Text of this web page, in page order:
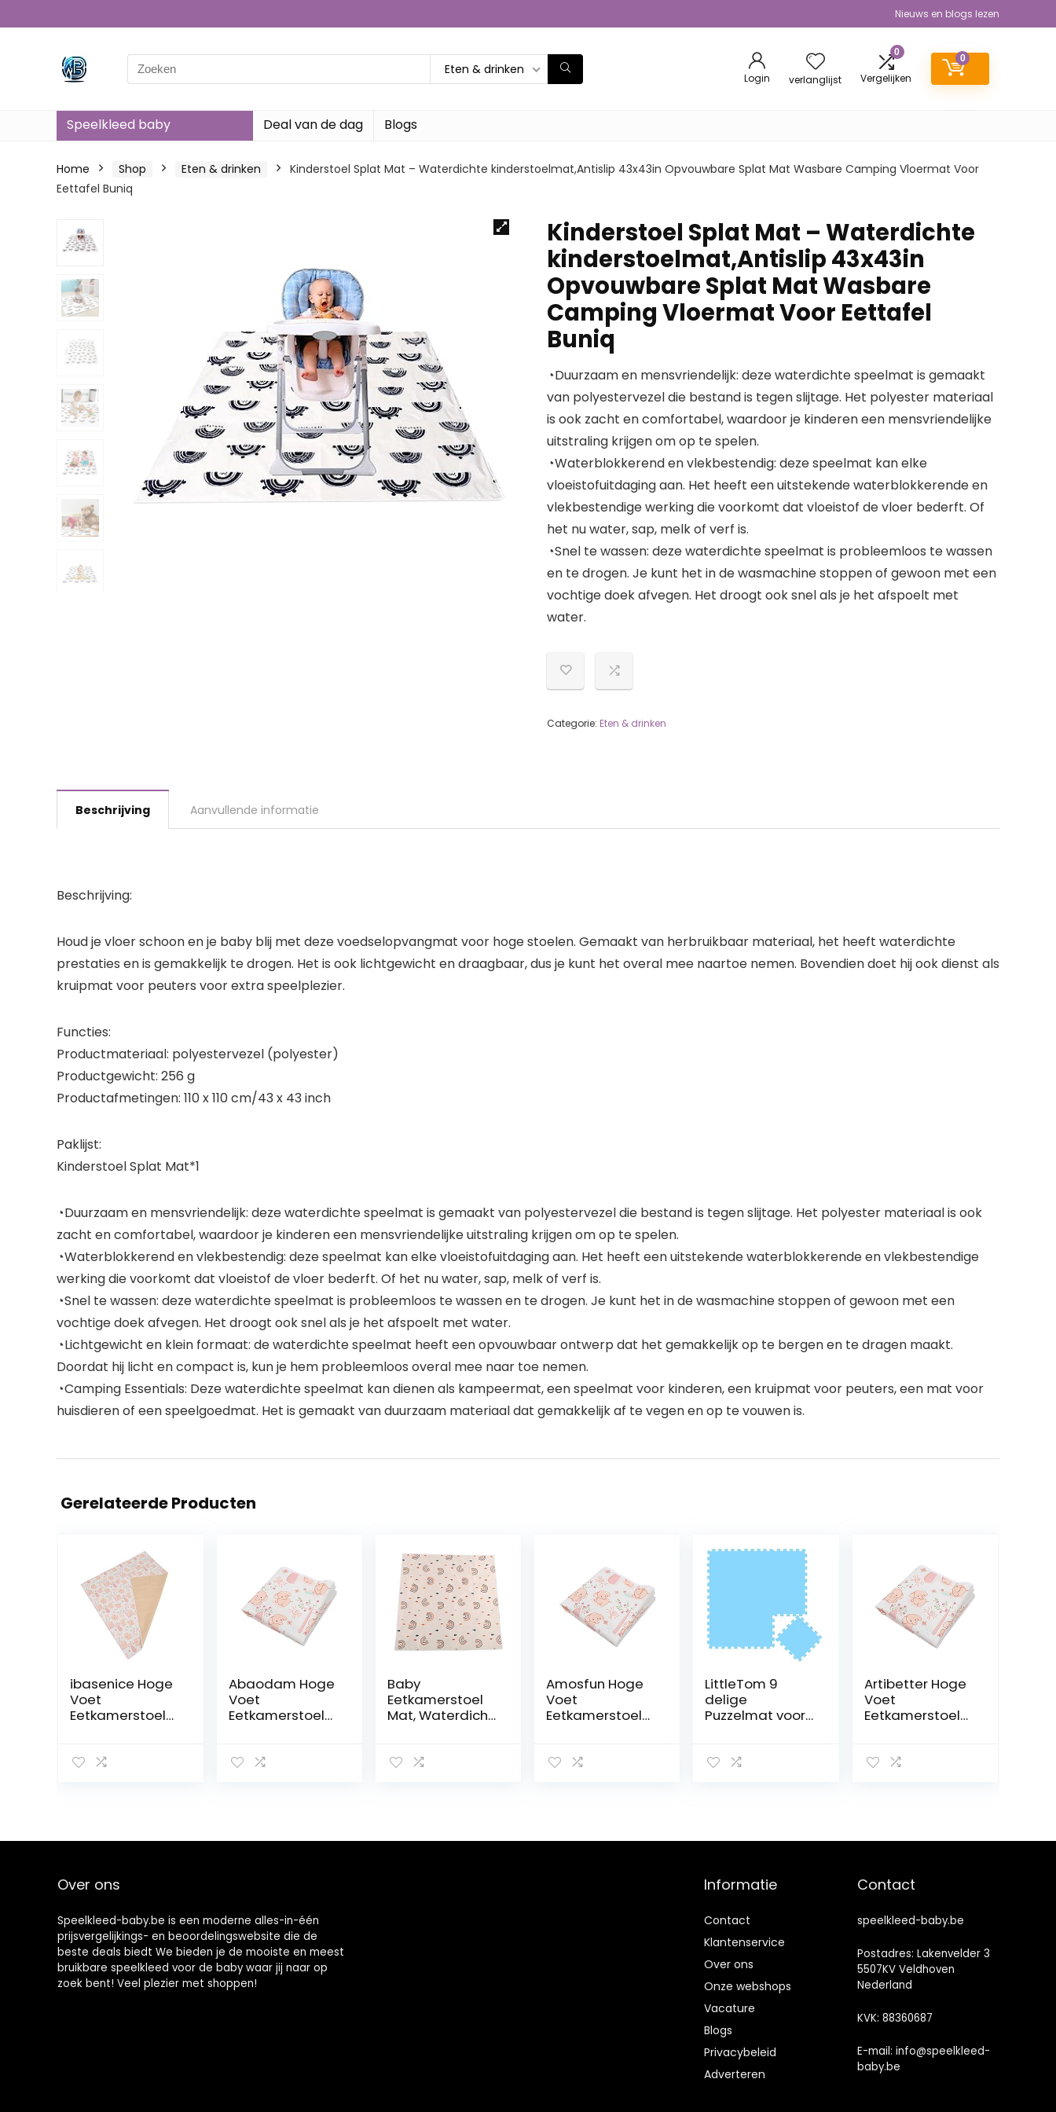
Nieuws en blogs lezen
Search
for:
Eten & drinken
Login verlanglijst
0
Vergelijken
0
Speelkleed baby Deal van de dag Blogs
Home Shop Eten & drinken
Kinderstoel Splat Mat – Waterdichte kinderstoelmat,Antislip 43x43in Opvouwbare Splat Mat Wasbare Camping Vloermat Voor
Eettafel Buniq
Kinderstoel Splat Mat – Waterdichte
kinderstoelmat,Antislip 43x43in
Opvouwbare Splat Mat Wasbare
Camping Vloermat Voor Eettafel
Buniq
◔Duurzaam en mensvriendelijk: deze waterdichte speelmat is gemaakt
van polyestervezel die bestand is tegen slijtage. Het polyester materiaal
is ook zacht en comfortabel, waardoor je kinderen een mensvriendelijke
uitstraling krijgen om op te spelen.
◔Waterblokkerend en vlekbestendig: deze speelmat kan elke
vloeistofuitdaging aan. Het heeft een uitstekende waterblokkerende en
vlekbestendige werking die voorkomt dat vloeistof de vloer bederft. Of
het nu water, sap, melk of verf is.
◔Snel te wassen: deze waterdichte speelmat is probleemloos te wassen
en te drogen. Je kunt het in de wasmachine stoppen of gewoon met een
vochtige doek afvegen. Het droogt ook snel als je het afspoelt met
water.
Categorie: Eten & drinken
Beschrijving Aanvullende informatie
Beschrijving:
Houd je vloer schoon en je baby blij met deze voedselopvangmat voor hoge stoelen. Gemaakt van herbruikbaar materiaal, het heeft waterdichte
prestaties en is gemakkelijk te drogen. Het is ook lichtgewicht en draagbaar, dus je kunt het overal mee naartoe nemen. Bovendien doet hij ook dienst als
kruipmat voor peuters voor extra speelplezier.
Functies:
Productmateriaal: polyestervezel (polyester)
Productgewicht: 256 g
Productafmetingen: 110 x 110 cm/43 x 43 inch
Paklijst:
Kinderstoel Splat Mat*1
◔Duurzaam en mensvriendelijk: deze waterdichte speelmat is gemaakt van polyestervezel die bestand is tegen slijtage. Het polyester materiaal is ook
zacht en comfortabel, waardoor je kinderen een mensvriendelijke uitstraling krijgen om op te spelen.
◔Waterblokkerend en vlekbestendig: deze speelmat kan elke vloeistofuitdaging aan. Het heeft een uitstekende waterblokkerende en vlekbestendige
werking die voorkomt dat vloeistof de vloer bederft. Of het nu water, sap, melk of verf is.
◔Snel te wassen: deze waterdichte speelmat is probleemloos te wassen en te drogen. Je kunt het in de wasmachine stoppen of gewoon met een
vochtige doek afvegen. Het droogt ook snel als je het afspoelt met water.
◔Lichtgewicht en klein formaat: de waterdichte speelmat heeft een opvouwbaar ontwerp dat het gemakkelijk op te bergen en te dragen maakt.
Doordat hij licht en compact is, kun je hem probleemloos overal mee naar toe nemen.
◔Camping Essentials: Deze waterdichte speelmat kan dienen als kampeermat, een speelmat voor kinderen, een kruipmat voor peuters, een mat voor
huisdieren of een speelgoedmat. Het is gemaakt van duurzaam materiaal dat gemakkelijk af te vegen en op te vouwen is.
Gerelateerde Producten
ibasenice Hoge
Voet
Eetkamerstoel
Grote Baby
Onder Hoge
Stoel Splat Mat
r Splat
Abaodam Hoge
Voet
Eetkamerstoel
Baby Vloer
Stoel Mat Onder
Baby
Eetkamerstoel
Mat, Waterdicht
Mat Onder Hoge
05-EF345)
Amosfun Hoge
Voet
Eetkamerstoel
Splash Pad Voor
Antislip Vloer
LittleTom 9
delige
Puzzelmat voor
Puzzel Speelmat
Artibetter Hoge
Voet
Eetkamerstoel
Baby Vloermat
Mat Voor Onder
Speelkleed
Mat Pad
Over ons
Speelkleed-baby.be is een moderne alles-in-één
prijsvergelijkings- en beoordelingswebsite die de
beste deals biedt We bieden je de mooiste en meest
bruikbare speelkleed voor de baby waar jij naar op
zoek bent! Veel plezier met shoppen!
Informatie
Contact
Klantenservice
Over ons
Onze webshops
Vacature
Blogs
Privacybeleid
Adverteren
Contact
speelkleed-baby.be
Postadres: Lakenvelder 3
5507KV Veldhoven
Nederland
KVK: 88360687
E-mail:info@speelkleed-
baby.be